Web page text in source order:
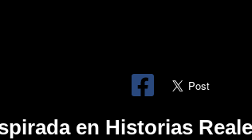
en Historias